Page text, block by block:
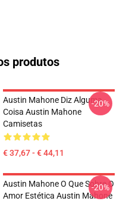
produtos
Austin Mahone Diz Alguma
Coisa Austin Mahone
Camisetas
€ 37,67 - € 44,11
-20%
Austin Mahone O Que Sobre O
Amor Estética Austin Mahone
-20%